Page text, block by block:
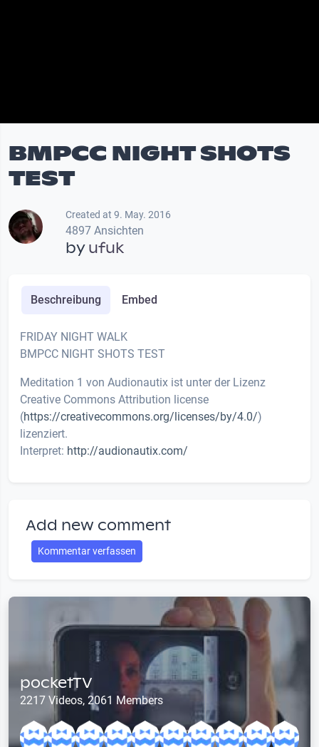
BMPCC NIGHT SHOTS
TEST
Created at 9. May. 2016
4897 Ansichten
byufuk
Beschreibung Embed
FRIDAY NIGHT WALK
BMPCC NIGHT SHOTS TEST
Meditation 1 von Audionautix ist unter der Lizenz
Creative Commons Attribution license
(https://creativecommons.org/licenses/by/4.0/)
lizenziert.
Interpret: http://audionautix.com/
Add new comment
Kommentar verfassen
pocketTV
2217 Videos, 2061 Members